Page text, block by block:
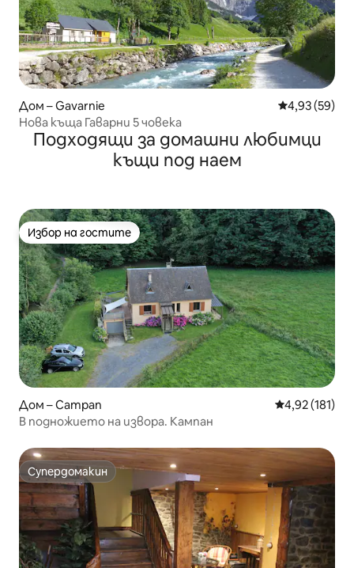
Дом – Gavarnie Средна
4,93 (59)
Нова къща Гаварни 5 човека
Подходящи за домашни любимци
къщи под наем
Избор на гостите
Избор на гостите
Дом – Campan Средна
4,92 (181)
В подножието на извора. Кампан
Супердомакин
Супердомакин